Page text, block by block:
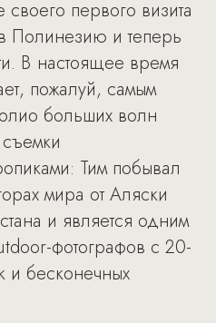
первого визита
Полинезию и теперь
В настоящее время
пожалуй, самым
больших волн
Тим побывал
мира от Аляски
и является одним
фотографов с 20-
и бесконечных